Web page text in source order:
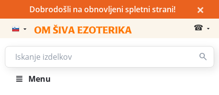
Dobrodošli na obnovljeni spletni strani! ×
☎
Menu